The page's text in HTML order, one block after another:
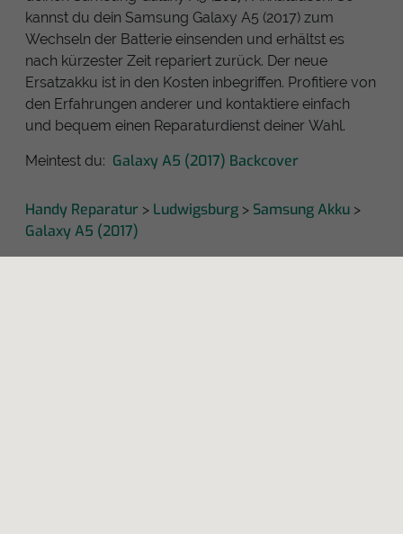
kannst du dein Samsung Galaxy A5 (2017) zum
Wechseln der Batterie einsenden und erhältst es
nach kürzester Zeit repariert zurück. Der neue
Ersatzakku ist in den Kosten inbegriffen. Profitiere von
den Erfahrungen anderer und kontaktiere einfach
und bequem einen Reparaturdienst deiner Wahl.
Meintest du: Galaxy A5 (2017) Backcover
Handy Reparatur > Ludwigsburg > Samsung Akku >
Galaxy A5 (2017)